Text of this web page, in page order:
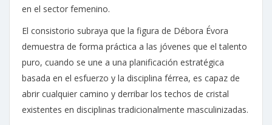
en el sector femenino.
El consistorio subraya que la figura de Débora Évora
demuestra de forma práctica a las jóvenes que el talento
puro, cuando se une a una planificación estratégica
basada en el esfuerzo y la disciplina férrea, es capaz de
abrir cualquier camino y derribar los techos de cristal
existentes en disciplinas tradicionalmente masculinizadas.